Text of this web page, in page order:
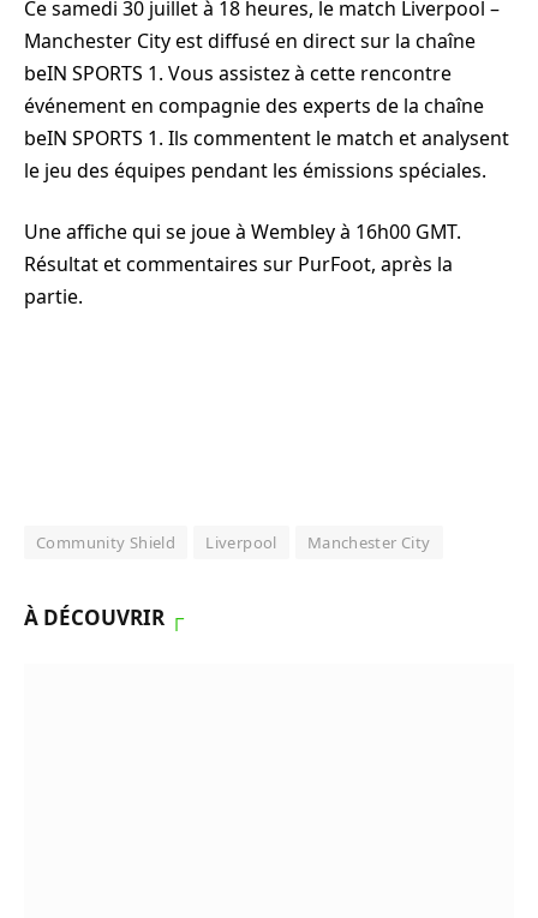
Ce samedi 30 juillet à 18 heures, le match Liverpool –
Manchester City est diffusé en direct sur la chaîne
beIN SPORTS 1. Vous assistez à cette rencontre
événement en compagnie des experts de la chaîne
beIN SPORTS 1. Ils commentent le match et analysent
le jeu des équipes pendant les émissions spéciales.
Une affiche qui se joue à Wembley à 16h00 GMT.
Résultat et commentaires sur PurFoot, après la
partie.
Community Shield Liverpool Manchester City
À DÉCOUVRIR ┌